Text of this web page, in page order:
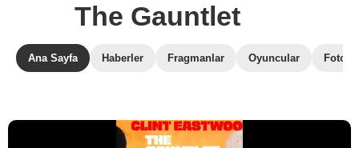
The Gauntlet
Ana Sayfa Haberler Fragmanlar Oyuncular